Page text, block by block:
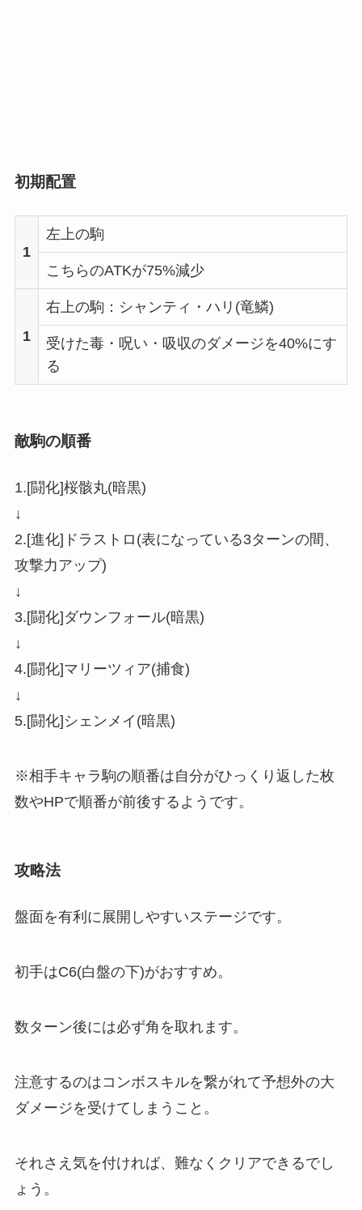
初期配置
1
左上の駒
こちらのATKが75%減少
1
右上の駒：シャンティ・ハリ(竜鱗)
受けた毒・呪い・吸収のダメージを40%にす
る
敵駒の順番
1.[闘化]桜骸丸(暗黒)
↓
2.[進化]ドラストロ(表になっている3ターンの間、
攻撃力アップ)
↓
3.[闘化]ダウンフォール(暗黒)
↓
4.[闘化]マリーツィア(捕食)
↓
5.[闘化]シェンメイ(暗黒)
※相手キャラ駒の順番は自分がひっくり返した枚
数やHPで順番が前後するようです。
攻略法
盤面を有利に展開しやすいステージです。
初手はC6(白盤の下)がおすすめ。
数ターン後には必ず角を取れます。
注意するのはコンボスキルを繋がれて予想外の大
ダメージを受けてしまうこと。
それさえ気を付ければ、難なくクリアできるでし
ょう。